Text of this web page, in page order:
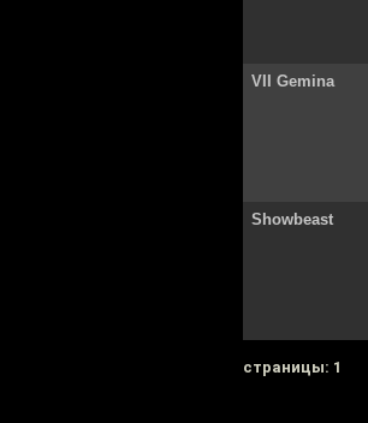
VII Gemina
Showbeast
cтраницы: 1